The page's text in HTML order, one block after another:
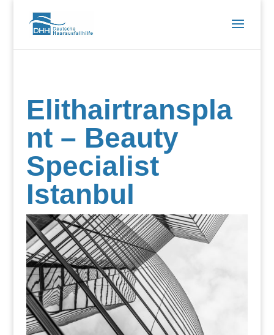
Elithairtranspla
nt – Beauty
Specialist
Istanbul